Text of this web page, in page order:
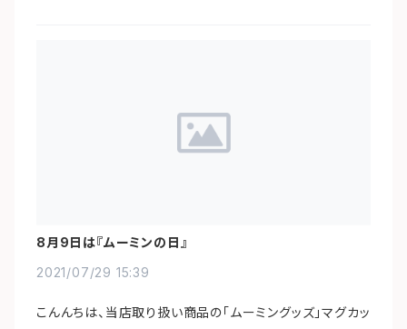
8月9日は『ムーミンの日』
2021/07/29 15:39
こんんちは、当店取り扱い商品の「ムーミングッズ」マグカッ